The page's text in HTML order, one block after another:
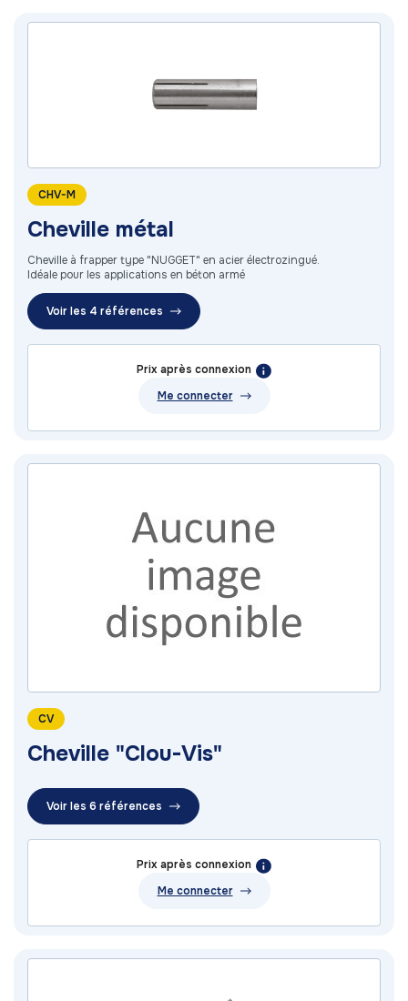
CHV-M
Cheville métal
Cheville à frapper type "NUGGET" en acier électrozingué.
Idéale pour les applications en béton armé
Voir les 4 références
Prix après connexion
Me connecter
CV
Cheville "Clou-Vis"
Voir les 6 références
Prix après connexion
Me connecter